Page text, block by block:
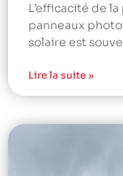
L’efficacité de
panneaux
solaire est
Lire la suite »